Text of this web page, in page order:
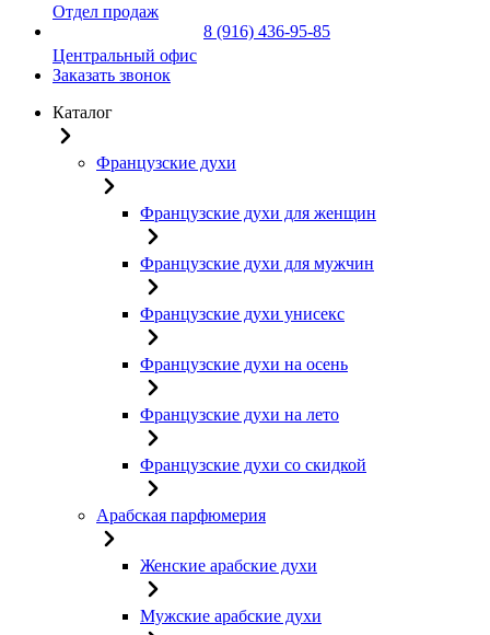
Отдел продаж
8 (916) 436-95-85
Центральный офис
Заказать звонок
Каталог
Французские духи
Французские духи для женщин
Французские духи для мужчин
Французские духи унисекс
Французские духи на осень
Французские духи на лето
Французские духи со скидкой
Арабская парфюмерия
Женские арабские духи
Мужские арабские духи